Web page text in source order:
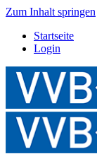
Zum Inhalt springen
Startseite
Login